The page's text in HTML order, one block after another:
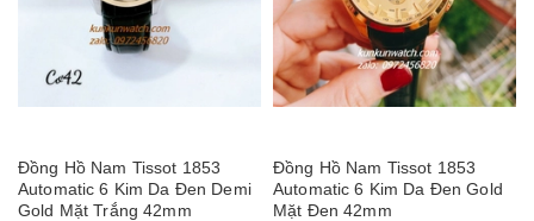
Đồng Hồ Nam Tissot 1853
Automatic 6 Kim Da Đen Demi
Gold Mặt Trắng 42mm
Đồng Hồ Nam Tissot 1853
Automatic 6 Kim Da Đen Gold
Mặt Đen 42mm